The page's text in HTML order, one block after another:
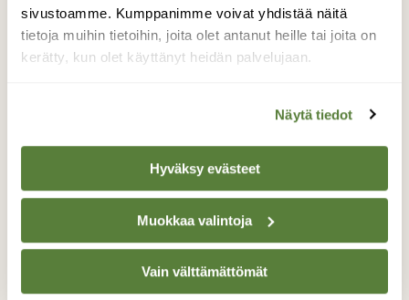
sivustoamme. Kumppanimme voivat yhdistää näitä
tietoja muihin tietoihin, joita olet antanut heille tai joita on
kerätty, kun olet käyttänyt heidän palvelujaan.
Näytä tiedot
Hyväksy evästeet
Muokkaa valintoja
Vain välttämättömät